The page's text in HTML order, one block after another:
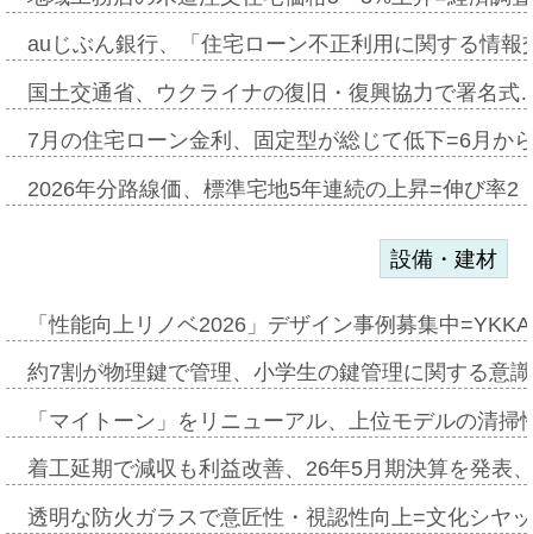
auじぶん銀行、「住宅ローン不正利用に関する情
国土交通省、ウクライナの復旧・復興協力で署名
7月の住宅ローン金利、固定型が総じて低下=6月か
2026年分路線価、標準宅地5年連続の上昇=伸び率
設備・建材
「性能向上リノベ2026」デザイン事例募集中
約7割が物理鍵で管理、小学生の鍵管理に関する意
「マイトーン」をリニューアル、上位モデルの清
着工延期で減収も利益改善、26年5月期決算を発表
透明な防火ガラスで意匠性・視認性向上=文化シヤ